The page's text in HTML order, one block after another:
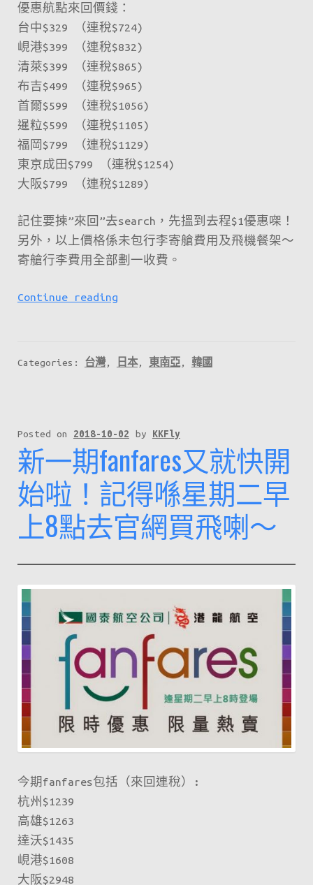
古
屋/
塞
班/
熊
本
$799！
優惠航點來回價錢：
台中$329 （連稅$724)
峴港$399 （連稅$832)
清萊$399 （連稅$865)
布吉$499 （連稅$965)
首爾$599 （連稅$1056)
暹粒$599 （連稅$1105)
福岡$799 （連稅$1129)
東京成田$799 （連稅$1254)
大阪$799 （連稅$1289)
記住要揀”來回”去search，先搵到去程$1優惠㗎！
另外，以上價格係未包行李寄艙費用及飛機餐架～
寄艙行李費用全部劃一收費。
Continue readingHK
推
機
票，
去
程
只
要
回
$329、
南
$399、
首
$599、
Categories: 台灣, 日本, 東南亞 , 韓國
Posted on 2018-10-02 by KKFly
新一期fanfares又就快開
始啦！記得喺星期二早
上8點去官網買飛喇～
今期fanfares包括（來回連稅）:
杭州$1239
高雄$1263
達沃$1435
峴港$1608
大阪$2948